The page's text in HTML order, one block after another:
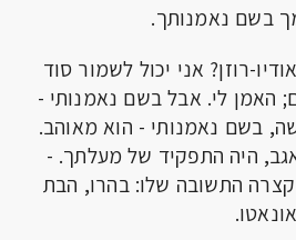
בשם נאמנותך.
רוזן? אני יכול לשמור סוד
האמן לי. אבל בשם נאמנותי -
בשם נאמנותי - הוא מאוהב.
היה התפקיד של מעלתך. -
התשובה שלו: בהרו, הבת